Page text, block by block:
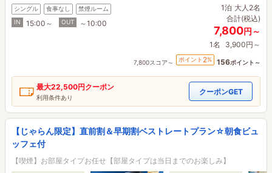
シングル 食事なし
禁煙ルーム
IN
15:00～ OUT ～10:00
1泊 大人2名
合計(税込)
7,800円～
1名 3,900円～
7,800スコア～ ポイント 2% 156ポイント～
最大22,500円クーポン
利用条件あり
クーポンGET
【じゃらん限定】直前割＆早期割ベストレートプラン☆朝食ビュ
ッフェ付
【喫煙】お部屋タイプお任せ【部屋タイプは当日までのお楽しみ】